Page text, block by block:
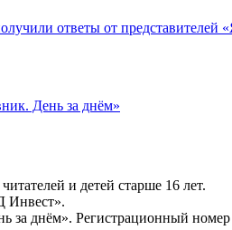
ответы от
День за днём»
и детей старше 16 лет.
Инвест».
за днём». Регистрационный